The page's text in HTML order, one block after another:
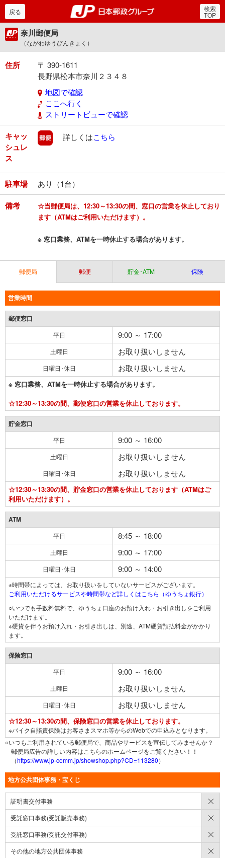
郵便局・日本郵政グルー
戻る 検索
TOP
奈川郵便局
（ながわゆうびんきょく）
住所
〒 390-1611
長野県松本市奈川２３４８
地図で確認
ここへ行く
ストリートビューで確認
キャッ
シュレ
ス
郵便
詳しくはこちら
駐車場 あり（1台）
備考
☆当郵便局は、12:30～13:30の間、窓口の営業を休止しており
ます（ATMはご利用いただけます）。
※ 窓口業務、ATMを一時休止する場合があります。
郵便局 郵便 貯金･ATM 保険
営業時間
郵便窓口
平日 9:00 ～ 17:00
土曜日 お取り扱いしません
日曜日･休日 お取り扱いしません
※ 窓口業務、ATMを一時休止する場合があります。
☆12:30～13:30の間、郵便窓口の営業を休止しております。
貯金窓口
平日 9:00 ～ 16:00
土曜日 お取り扱いしません
日曜日･休日 お取り扱いしません
☆12:30～13:30の間、貯金窓口の営業を休止しております（ATMはご
利用いただけます）。
ATM
平日 8:45 ～ 18:00
土曜日 9:00 ～ 17:00
日曜日･休日 9:00 ～ 14:00
※時間帯によっては、お取り扱いをしていないサービスがございます。
ご利用いただけるサービスや時間帯など詳しくはこちら（ゆうちょ銀行）
○いつでも手数料無料で、ゆうちょ口座のお預け入れ・お引き出しをご利用
いただけます。
※硬貨を伴うお預け入れ・お引き出しは、別途、ATM硬貨預払料金がかかり
ます。
保険窓口
平日 9:00 ～ 16:00
土曜日 お取り扱いしません
日曜日･休日 お取り扱いしません
☆12:30～13:30の間、保険窓口の営業を休止しております。
※バイク自賠責保険はお客さまスマホ等からのWebでの申込みとなります。
○いつもご利用されている郵便局で、商品やサービスを宣伝してみませんか？
郵便局広告の詳しい内容はこちらのホームページをご覧ください！！
（https://www.jp-comm.jp/showshop.php?CD=113280）
地方公共団体事務・宝くじ
証明書交付事務
受託窓口事務(受託販売事務)
受託窓口事務(受託交付事務)
その他の地方公共団体事務